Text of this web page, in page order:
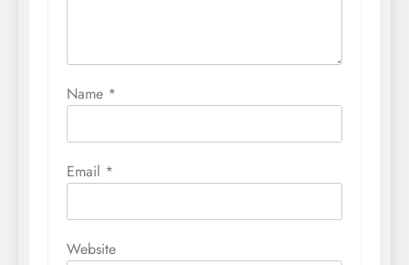
Name *
Email *
Website